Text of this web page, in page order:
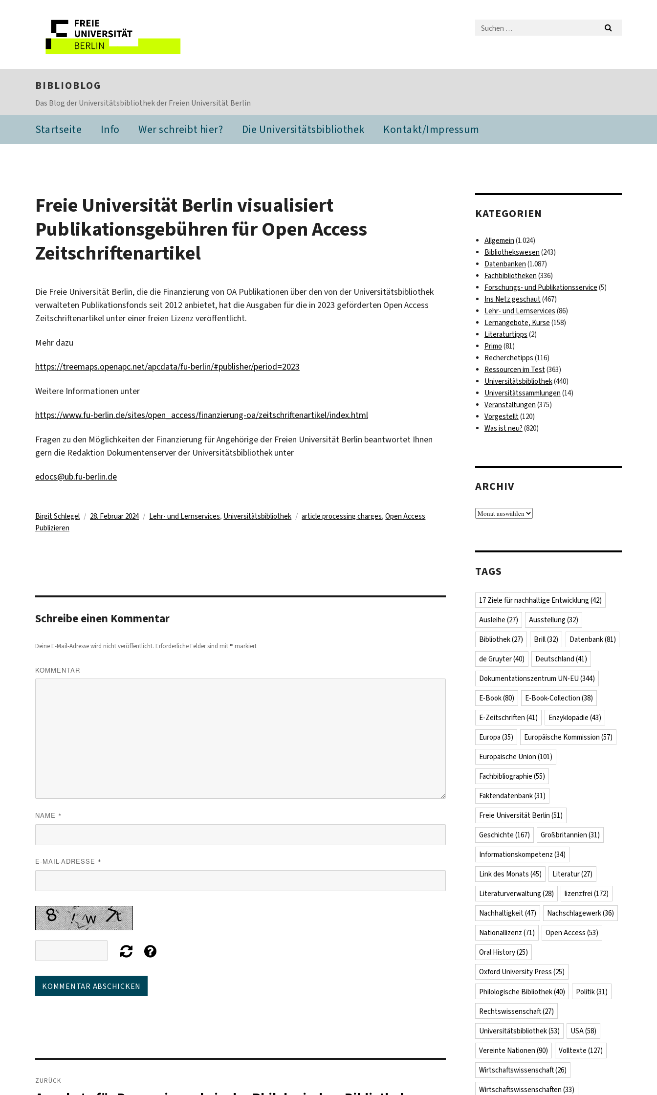
BIBLIOBLOG
Das Blog der Universitätsbibliothek der Freien Universität Berlin
Startseite Info Wer schreibt hier? Die Universitätsbibliothek Kontakt/Impressum
Freie Universität Berlin visualisiert
Publikationsgebühren für Open Access
Zeitschriftenartikel
Die Freie Universität Berlin, die die Finanzierung von OA Publikationen über den von der Universitätsbibliothek
verwalteten Publikationsfonds seit 2012 anbietet, hat die Ausgaben für die in 2023 geförderten Open Access
Zeitschriftenartikel unter einer freien Lizenz veröffentlicht.
Mehr dazu
https://treemaps.openapc.net/apcdata/fu-berlin/#publisher/period=2023
Weitere Informationen unter
https://www.fu-berlin.de/sites/open_access/finanzierung-oa/zeitschriftenartikel/index.html
Fragen zu den Möglichkeiten der Finanzierung für Angehörige der Freien Universität Berlin beantwortet Ihnen
gern die Redaktion Dokumentenserver der Universitätsbibliothek unter
edocs@ub.fu-berlin.de
Autor
Birgit Schlegel
Veröffentlicht
28. Februar 2024 Kategorien
Lehr- und Lernservices, Universitätsbibliothek Schlagwörter
article processing charges,Open Access
Publizieren
Schreibe einen Kommentar
Deine E-Mail-Adresse wird nicht veröffentlicht. Erforderliche Felder sind mit * markiert
KOMMENTAR
NAME *
E-MAIL-ADRESSE *
Beitragsnavigation
ZURÜCK
KATEGORIEN
Allgemein (1.024)
Bibliothekswesen (243)
Datenbanken (1.087)
Fachbibliotheken (336)
Forschungs- und Publikationsservice (5)
Ins Netz geschaut(467)
Lehr- und Lernservices (86)
Lernangebote, Kurse (158)
Literaturtipps (2)
Primo (81)
Recherchetipps (116)
Ressourcen im Test(363)
Universitätsbibliothek(440)
Universitätssammlungen (14)
Veranstaltungen (375)
Vorgestellt(120)
Was ist neu? (820)
ARCHIV
Archiv
TAGS
17 Ziele für nachhaltige Entwicklung (42)
Ausleihe (27) Ausstellung (32)
Bibliothek(27) Brill(32) Datenbank(81)
de Gruyter(40) Deutschland (41)
Dokumentationszentrum UN-EU (344)
E-Book(80) E-Book-Collection (38)
E-Zeitschriften (41) Enzyklopädie (43)
Europa (35) Europäische Kommission (57)
Europäische Union (101)
Fachbibliographie (55)
Faktendatenbank(31)
Freie Universität Berlin (51)
Geschichte (167) Großbritannien (31)
Informationskompetenz (34)
Link des Monats (45) Literatur(27)
Literaturverwaltung (28) lizenzfrei (172)
Nachhaltigkeit(47) Nachschlagewerk(36)
Nationallizenz (71) Open Access (53)
Oral History(25)
Oxford University Press (25)
Philologische Bibliothek(40) Politik(31)
Rechtswissenschaft(27)
Universitätsbibliothek(53) USA(58)
Vereinte Nationen (90) Volltexte (127)
Wirtschaftswissenschaft(26)
Wirtschaftswissenschaften (33)